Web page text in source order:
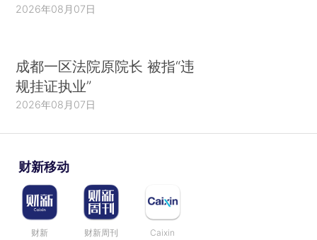
2026年08月07日
成都一区法院原院长 被指“违
规挂证执业”
2026年08月07日
财新移动
财新 财新周刊 Caixin